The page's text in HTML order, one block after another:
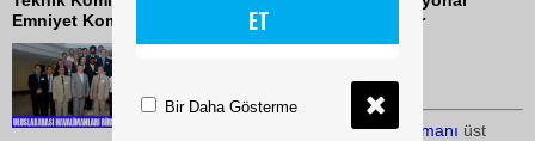
Emniyet Komite Toplantıları'na ev sahipliği yapıyor
daki elliye yakınhavalimanı üst
ET
Bir Daha Gösterme